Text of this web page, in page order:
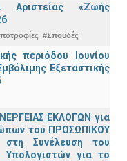
Αριστείας «Ζωής
#Σπουδές
περιόδου Ιουνίου
Εξεταστικής
ΕΚΛΟΓΩΝ για
του ΠΡΟΣΩΠΙΚΟΥ
Συνέλευση του
Υπολογιστών για το